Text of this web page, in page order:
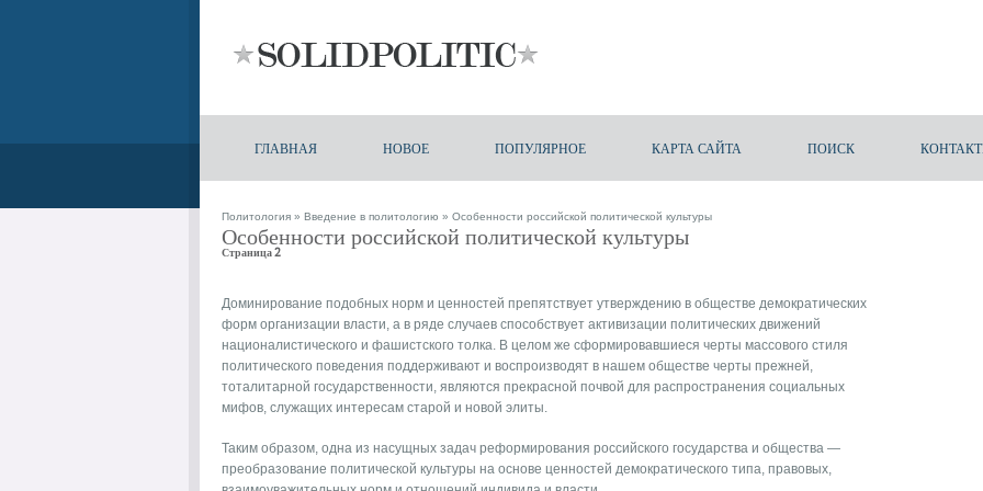
ГЛАВНАЯ НОВОЕ ПОПУЛЯРНОЕ КАРТА САЙТА ПОИСК
Политология » Введение в политологию » Особенности российской политической культуры
Особенности российской политической культуры
Страница 2
Доминирование подобных норм и ценностей препятствует утверждению в обществе демократических
форм организации власти, а в ряде случаев способствует активизации политических движений
националистического и фашистского толка. В целом же сформировавшиеся черты массового стиля
политического поведения поддерживают и воспроизводят в нашем обществе черты прежней,
тоталитарной государственности, являются прекрасной почвой для распространения социальных
мифов, служащих интересам старой и новой элиты.
Таким образом, одна из насущных задач реформирования российского государства и общества —
преобразование политической культуры на основе ценностей демократического типа, правовых,